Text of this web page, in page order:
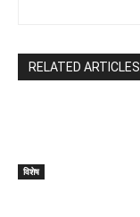
RELATED ARTICLES
विशेष